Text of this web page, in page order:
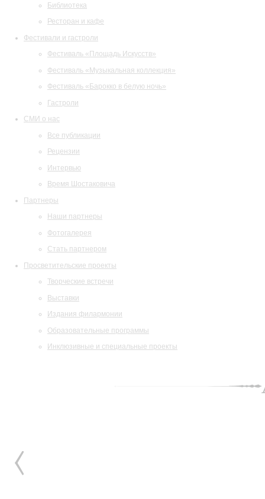
Библиотека
Ресторан и кафе
Фестивали и гастроли
Фестиваль «Площадь Искусств»
Фестиваль «Музыкальная коллекция»
Фестиваль «Барокко в белую ночь»
Гастроли
СМИ о нас
Все публикации
Рецензии
Интервью
Время Шостаковича
Партнеры
Наши партнеры
Фотогалерея
Стать партнером
Просветительские проекты
Творческие встречи
Выставки
Издания филармонии
Образовательные программы
Инклюзивные и специальные проекты